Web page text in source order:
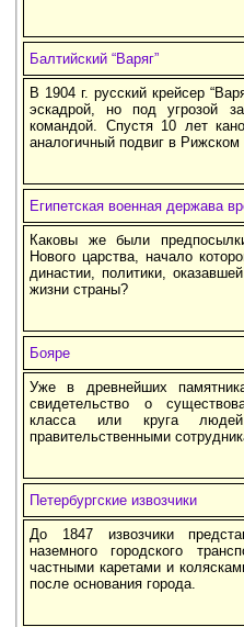
Балтийский “Варяг”
В 1904 г. русский крейсер
эскадрой, но под угрозой
командой. Спустя 10 лет
аналогичный подвиг в Рижском
Египетская военная держава
Каковы же были
Нового царства, начало
династии, политики,
жизни страны?
Бояре
Уже в древнейших
свидетельство о
класса или круга
правительственными
Петербургские извозчики
До 1847 извозчики
наземного городского
частными каретами и
после основания города.